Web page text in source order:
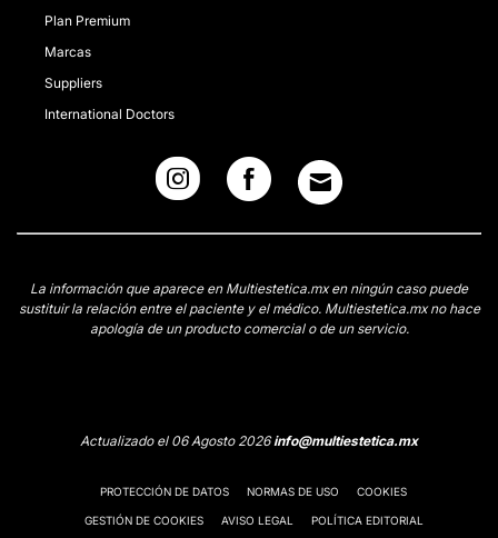
Plan Premium
Marcas
Suppliers
International Doctors
La información que aparece en Multiestetica.mx en ningún caso puede
sustituir la relación entre el paciente y el médico. Multiestetica.mx no hace
apología de un producto comercial o de un servicio.
Actualizado el 06 Agosto 2026info@multiestetica.mx
PROTECCIÓN DE DATOS NORMAS DE USO COOKIES
GESTIÓN DE COOKIES AVISO LEGAL POLÍTICA EDITORIAL